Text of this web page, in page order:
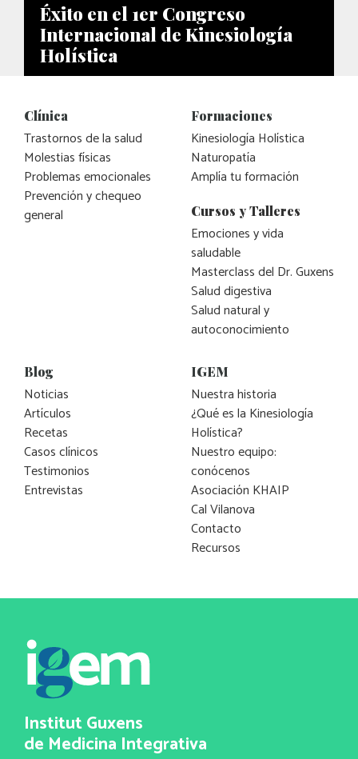
Éxito en el 1er Congreso
Internacional de Kinesiología
Holística
Clínica
Trastornos de la salud
Molestias físicas
Problemas emocionales
Prevención y chequeo
general
Formaciones
Kinesiología Holística
Naturopatía
Amplía tu formación
Cursos y Talleres
Emociones y vida
saludable
Masterclass del Dr. Guxens
Salud digestiva
Salud natural y
autoconocimiento
Blog
Noticias
Artículos
Recetas
Casos clínicos
Testimonios
Entrevistas
IGEM
Nuestra historia
¿Qué es la Kinesiología
Holística?
Nuestro equipo:
conócenos
Asociación KHAIP
Cal Vilanova
Contacto
Recursos
Institut Guxens
de Medicina Integrativa